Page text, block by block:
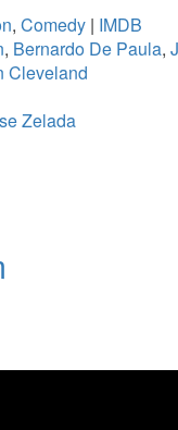
, Comedy | IMDB
, Bernardo De Paula,
Cleveland
Zelada